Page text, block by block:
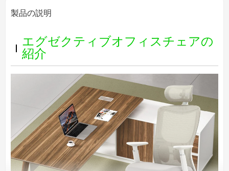
製品の説明
エグゼクティブオフィスチェアの
紹介